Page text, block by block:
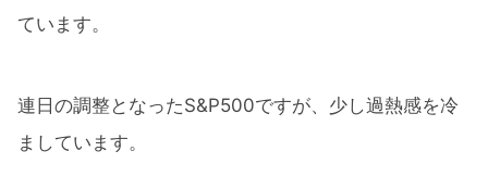
ています。
連日の調整となったS&P500ですが、少し過熱感を冷
ましています。